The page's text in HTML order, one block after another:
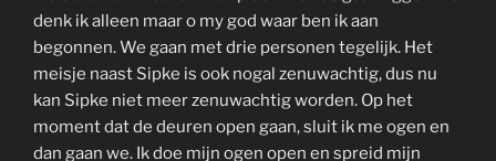
denk ik alleen maar o my god waar ben ik aan
begonnen. We gaan met drie personen tegelijk. Het
meisje naast Sipke is ook nogal zenuwachtig, dus nu
kan Sipke niet meer zenuwachtig worden. Op het
moment dat de deuren open gaan, sluit ik me ogen en
dan gaan we. Ik doe mijn ogen open en spreid mijn